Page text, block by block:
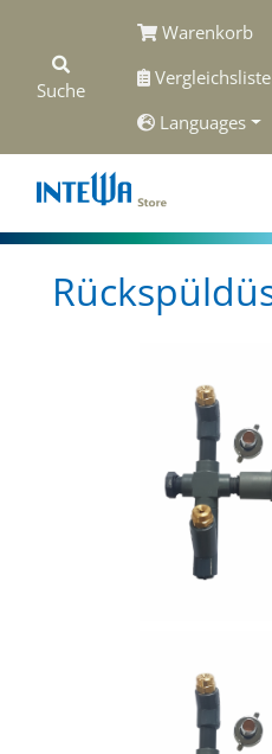
Suche
Warenkorb
Vergleichsliste
Languages